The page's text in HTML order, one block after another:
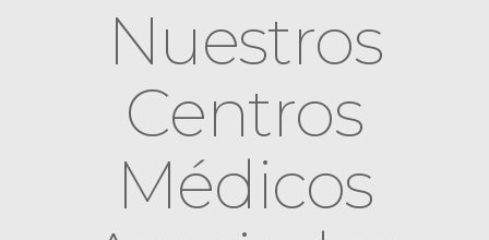
Nuestros
Centros
Médicos